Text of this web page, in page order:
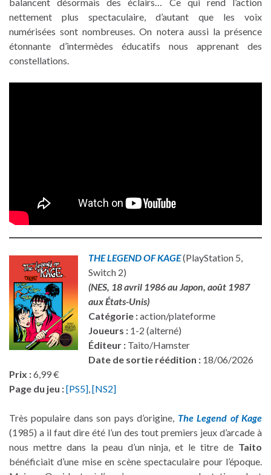
nettement plus spectaculaire, d’autant que les voix
numérisées sont nombreuses. On notera aussi la présence
étonnante d’intermèdes éducatifs nous apprenant des
constellations.
THE LEGEND OF KAGE(PlayStation 5,
Switch 2)
(NES, 18 avril 1986 au Japon, août 1987
aux États-Unis)
Catégorie :action/plateforme
Joueurs : 1-2 (alterné)
Éditeur : Taito/Hamster
Date de sortie réédition : 18/06/2026
Prix :6,99 €
Page du jeu :[PS5] [NS2]
Très populaire dans son pays d’origine, The Legend of Kage
(1985) a il faut dire été l’un des tout premiers jeux d’arcade à
nous mettre dans la peau d’un ninja, et le titre de Taito
bénéficiait d’une mise en scène spectaculaire pour l’époque.